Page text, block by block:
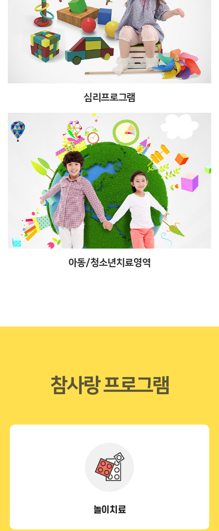
심리프로그램
아동/청소년치료영역
참사랑 프로그램
놀이치료